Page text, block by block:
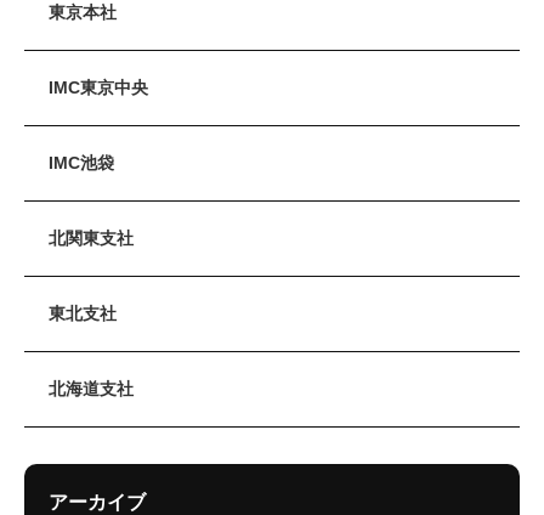
東京本社
IMC東京中央
IMC池袋
北関東支社
東北支社
北海道支社
アーカイブ